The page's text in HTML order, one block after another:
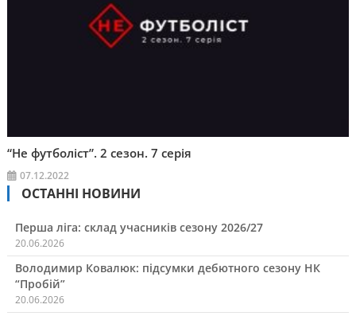
“Не футболіст”. 2 сезон. 7 серія
07.12.2022
ОСТАННІ НОВИНИ
Перша ліга: склад учасників сезону 2026/27
20.06.2026
Володимир Ковалюк: підсумки дебютного сезону НК
“Пробій”
20.06.2026